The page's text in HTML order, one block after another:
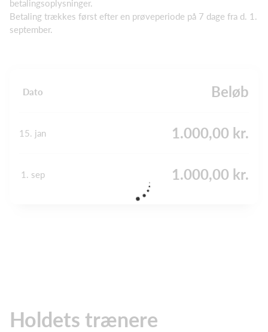
betalingsoplysninger.
Betaling trækkes først efter en prøveperiode på 7 dage fra d. 1.
september.
Dato Beløb
15. jan 1.000,00 kr.
1. sep 1.000,00 kr.
Holdets trænere